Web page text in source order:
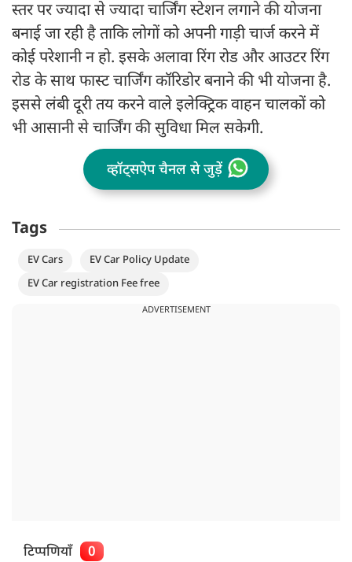
स्तर पर ज्यादा से ज्यादा चार्जिंग स्टेशन लगाने की योजना
बनाई जा रही है ताकि लोगों को अपनी गाड़ी चार्ज करने में
कोई परेशानी न हो. इसके अलावा रिंग रोड और आउटर रिंग
रोड के साथ फास्ट चार्जिंग कॉरिडोर बनाने की भी योजना है.
इससे लंबी दूरी तय करने वाले इलेक्ट्रिक वाहन चालकों को
भी आसानी से चार्जिंग की सुविधा मिल सकेगी.
व्हॉट्सऐप चैनल से जुड़ें
Tags
EV Cars
EV Car Policy Update
EV Car registration Fee free
ADVERTISEMENT
टिप्पणियाँ 0